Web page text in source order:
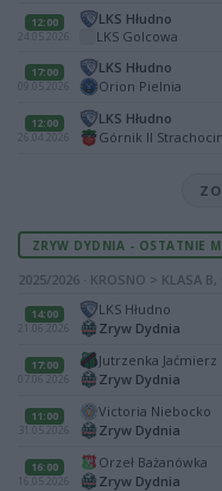
12:00
24.05.2026
LKS Hłudno
LKS Golcowa
17:00
09.05.2026
LKS Hłudno
Orion Pielnia
12:00
26.04.2026
LKS Hłudno
Górnik II
ZRYW DYDNIA - OSTATNIE
2025/2026 · KROSNO > KLASA B,
14:00
21.06.2026
LKS Hłudno
Zryw Dydnia
17:00
07.06.2026
Jutrzenka Jaćmierz
Zryw Dydnia
11:00
31.05.2026
Victoria Niebocko
Zryw Dydnia
16:00
16.05.2026
Orzeł Bażanówka
Zryw Dydnia